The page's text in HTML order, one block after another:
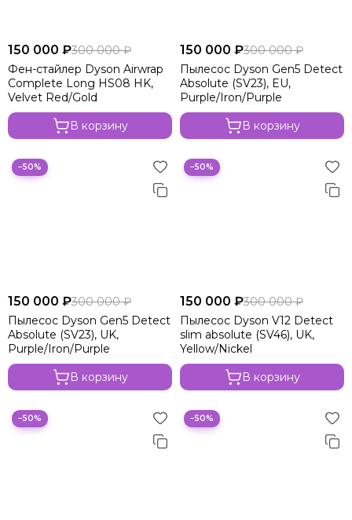
150 000 ₽300 000 ₽
Фен-стайлер Dyson Airwrap
Complete Long HS08 HK,
Velvet Red/Gold
В корзину
150 000 ₽300 000 ₽
Пылесос Dyson Gen5 Detect
Absolute (SV23), EU,
Purple/Iron/Purple
В корзину
−50%
150 000 ₽300 000 ₽
Пылесос Dyson Gen5 Detect
Absolute (SV23), UK,
Purple/Iron/Purple
В корзину
−50%
150 000 ₽300 000 ₽
Пылесос Dyson V12 Detect
slim absolute (SV46), UK,
Yellow/Nickel
В корзину
−50% −50%